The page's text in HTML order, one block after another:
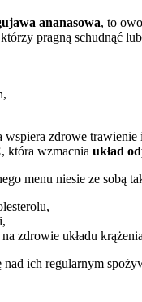
ananasowa, to
pragną schudnąć
wspiera zdrowe trawienie
, która wzmacnia układ
menu niesie ze sobą
zdrowie układu
ich regularnym